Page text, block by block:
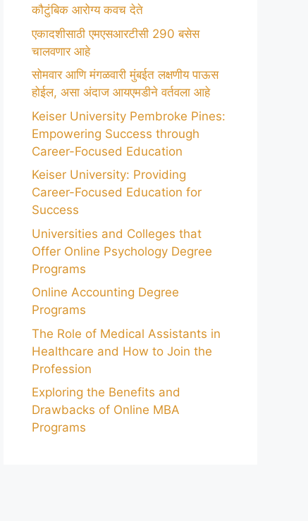
कौटुंबिक आरोग्य कवच देते
एकादशीसाठी एमएसआरटीसी 290 बसेस
चालवणार आहे
सोमवार आणि मंगळवारी मुंबईत लक्षणीय पाऊस
होईल, असा अंदाज आयएमडीने वर्तवला आहे
Keiser University Pembroke Pines:
Empowering Success through
Career-Focused Education
Keiser University: Providing
Career-Focused Education for
Success
Universities and Colleges that
Offer Online Psychology Degree
Programs
Online Accounting Degree
Programs
The Role of Medical Assistants in
Healthcare and How to Join the
Profession
Exploring the Benefits and
Drawbacks of Online MBA
Programs